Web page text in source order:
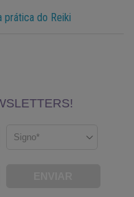
prática do Reiki